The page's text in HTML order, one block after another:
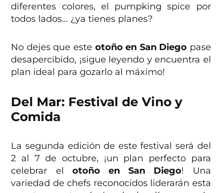
diferentes colores, el pumpking spice por
todos lados… ¿ya tienes planes?
No dejes que este otoño en San Diego pase
desapercibido, ¡sigue leyendo y encuentra el
plan ideal para gozarlo al máximo!
Del Mar: Festival de Vino y
Comida
La segunda edición de este festival será del
2 al 7 de octubre, ¡un plan perfecto para
celebrar el otoño en San Diego! Una
variedad de chefs reconocidos liderarán esta